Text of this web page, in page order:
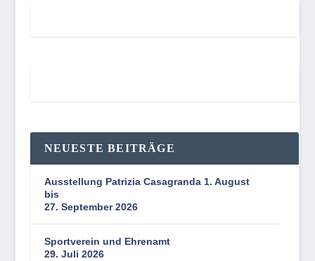
NEUESTE BEITRÄGE
Ausstellung Patrizia Casagranda 1. August
bis
27. September 2026
Sportverein und Ehrenamt
29. Juli 2026